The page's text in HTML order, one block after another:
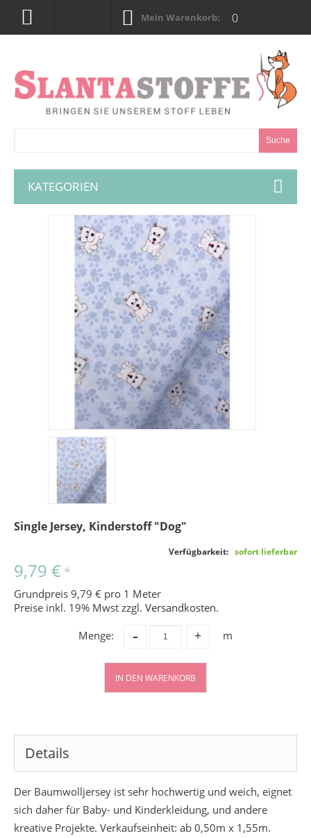
Mein Warenkorb: 0
Suche
KATEGORIEN
Single Jersey, Kinderstoff "Dog"
Verfügbarkeit: sofort lieferbar
9,79 € *
Grundpreis 9,79 € pro 1 Meter
Preise inkl. 19% Mwst zzgl. Versandkosten.
Menge:
+
- m
IN DEN WARENKORB
Details
Der Baumwolljersey ist sehr hochwertig und weich, eignet
sich daher für Baby- und Kinderkleidung, und andere
kreative Projekte. Verkaufseinheit: ab 0,50m x 1,55m.